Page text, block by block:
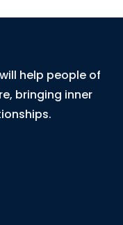
help people of
bringing inner